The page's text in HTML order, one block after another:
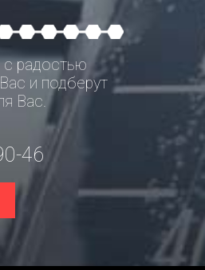
радостью
и подберут
Вас.
46